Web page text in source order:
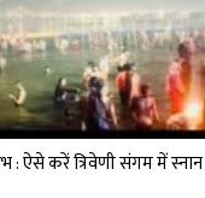
: ऐसे करें त्रिवेणी संगम में स्नान